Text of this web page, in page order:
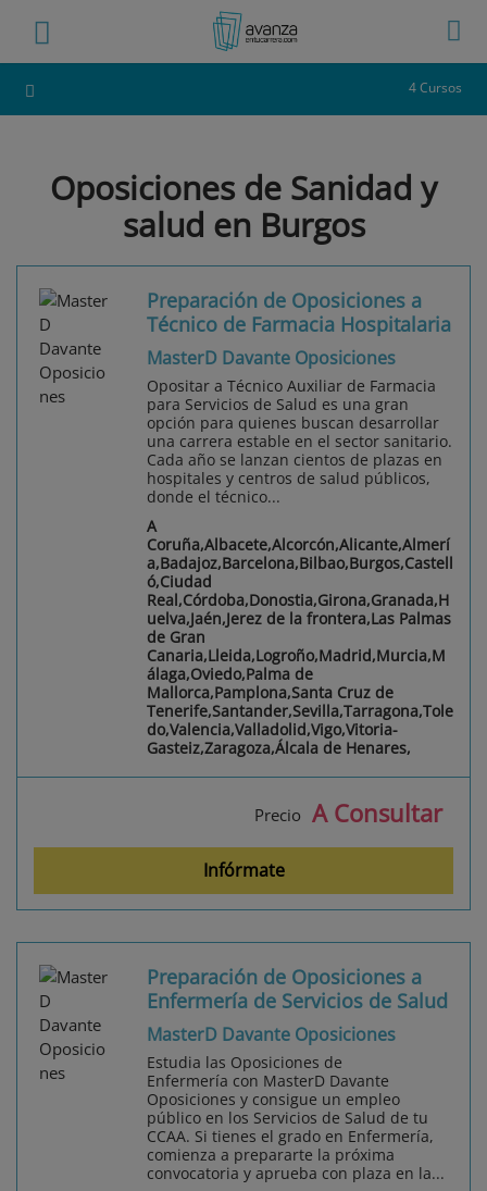
4 Cursos
Oposiciones de Sanidad y
salud en Burgos
Preparación de Oposiciones a
Técnico de Farmacia Hospitalaria
MasterD Davante Oposiciones
Opositar a Técnico Auxiliar de Farmacia
para Servicios de Salud es una gran
opción para quienes buscan desarrollar
una carrera estable en el sector sanitario.
Cada año se lanzan cientos de plazas en
hospitales y centros de salud públicos,
donde el técnico...
A
Coruña,Albacete,Alcorcón,Alicante,Almerí
a,Badajoz,Barcelona,Bilbao,Burgos,Castell
ó,Ciudad
Real,Córdoba,Donostia,Girona,Granada,H
uelva,Jaén,Jerez de la frontera,Las Palmas
de Gran
Canaria,Lleida,Logroño,Madrid,Murcia,M
álaga,Oviedo,Palma de
Mallorca,Pamplona,Santa Cruz de
Tenerife,Santander,Sevilla,Tarragona,Tole
do,Valencia,Valladolid,Vigo,Vitoria-
Gasteiz,Zaragoza,Álcala de Henares,
Precio A Consultar
Infórmate
Preparación de Oposiciones a
Enfermería de Servicios de Salud
MasterD Davante Oposiciones
Estudia las Oposiciones de
Enfermería con MasterD Davante
Oposiciones y consigue un empleo
público en los Servicios de Salud de tu
CCAA. Si tienes el grado en Enfermería,
comienza a prepararte la próxima
convocatoria y aprueba con plaza en la...